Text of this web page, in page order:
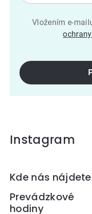
Vložením e-
Instagram
Zápätie
Kde nás nájdete
Prevádzkové
hodiny